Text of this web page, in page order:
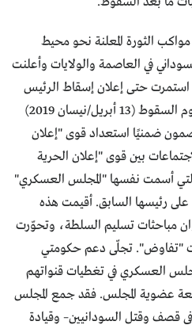
2019 توجهت مواكب الثورة المعلنة نحو محيط
في العاصمة والولايات وأعلنت
استمرت حتى إعلان إسقاط الرئيس
عمر البشير وما بعد ذلك. كان يوم السقوط (13 أبريل/نيسان 2019)
ضمنيًا استعداد قوى "إعلان
بين قوى "إعلان الحرية
التي أسمت نفسها "المجلس العسكري"
على رئيسها السابق. أقيمت هذه
مباحثات تسليم السلطة، وتحوّرت
"تفاوض". تجلّى دعم حكومتي
العسكري في تغطيات قنواتهم
عضوية المجلس. فقد جمع المجلس
في قصف وقتل السودانيين– وقيادة